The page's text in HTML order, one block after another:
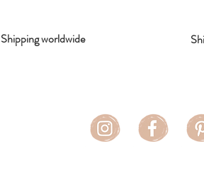
Shipping worldwide